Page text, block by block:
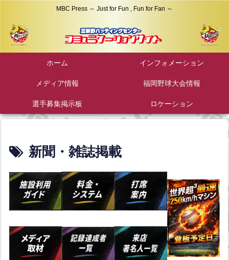
MBC Press ～ Just for Fun , Fun for Fan ～
ホーム インフォメーション
メディア情報 福岡野球大会情報
選手募集掲示板 ロケーション
新聞・雑誌掲載